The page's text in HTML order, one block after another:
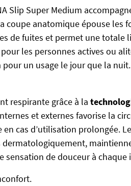
Slip Super Medium
coupe anatomique épouse les
de fuites et permet une totale
les personnes actives ou
un usage le jour que la nuit.
respirante grâce à la
et externes favorise la
cas d’utilisation prolongée.
dermatologiquement,
sensation de douceur à chaque